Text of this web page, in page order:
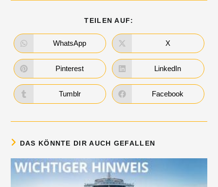
TEILEN AUF:
WhatsApp X
Pinterest LinkedIn
Tumblr Facebook
DAS KÖNNTE DIR AUCH GEFALLEN